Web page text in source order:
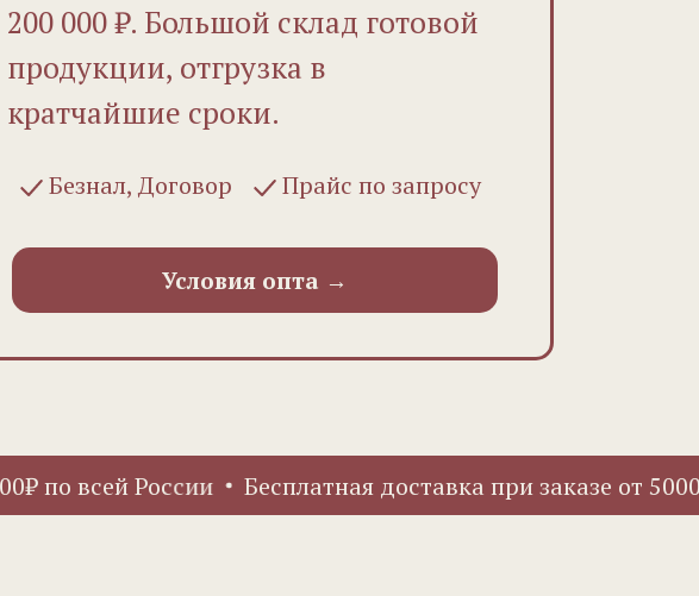
Безнал, Договор Прайс по запросу
200 000 ₽. Большой склад готовой
продукции, отгрузка в
кратчайшие сроки.
Условия опта →
всей России Бесплатная доставка при заказе от 5000₽ по